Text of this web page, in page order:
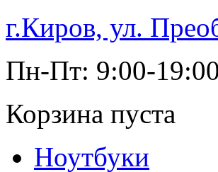
г.Киров, ул.
Пн-Пт: 9:00-
Корзина пуста
Ноутбуки